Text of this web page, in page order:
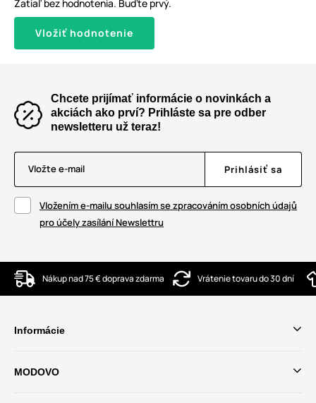
Zatiaľ bez hodnotenia. Buďte prvý.
Vložiť hodnotenie
Chcete prijímať informácie o novinkách a
akciách ako prví? Prihláste sa pre odber
newsletteru už teraz!
Vložte e-mail Prihlásiť sa
Vložením e-mailu souhlasím se zpracováním osobních údajů
pro účely zasílání Newslettru
Nákup nad 75 € doprava zdarma Vrátenie tovaru do 30 dní
Informácie
MODOVO